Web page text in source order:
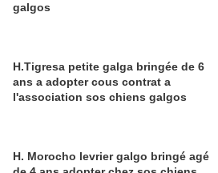
galgos
H.Tigresa petite galga bringée de 6
ans a adopter cous contrat a
l'association sos chiens galgos
H. Morocho levrier galgo bringé agé